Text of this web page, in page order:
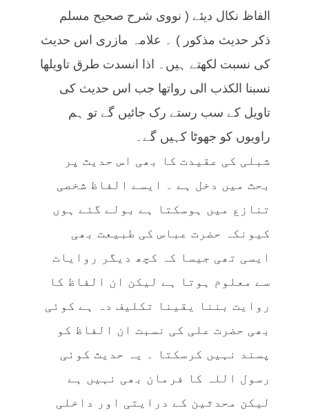
الفاظ نکال دیئے ( نووی شرح صحیح مسلم
ذکر حدیث مذکور ) ۔ علامہ مازری اس حدیث
کی نسبت لکھتے ہیں۔ اذا انسدت طرق تاويلها
نسبنا الكذب الى رواتها جب اس حدیث کی
تاویل کے سب رستے رک جائیں گے تو ہم
راویوں کو جھوٹا کہیں گے۔
شبلی کی عقیدت کا بھی اس حدیث پر
بحث میں دخل ہے ۔ ایسے الفاظ شخصی
تنازع میں ہوسکتا ہے بولے گئے ہوں
کیونکہ حضرت عباس کی طبیعت بھی
ایسی تھی جیسا کہ کچھ دیگر روایات
سے معلوم ہوتا ہے لیکن ان الفاظ کا
روایت بننا یقینا تکلیف دہ ہے کوئی
بھی حضرت علی کی نسبت ان الفاظ کو
پسند نہیں کرسکتا ۔ یہ حدیث کوئی
رسول اللہ کا فرمان بھی نہیں ہے
لیکن محدثین کے درایتی اور داخلی